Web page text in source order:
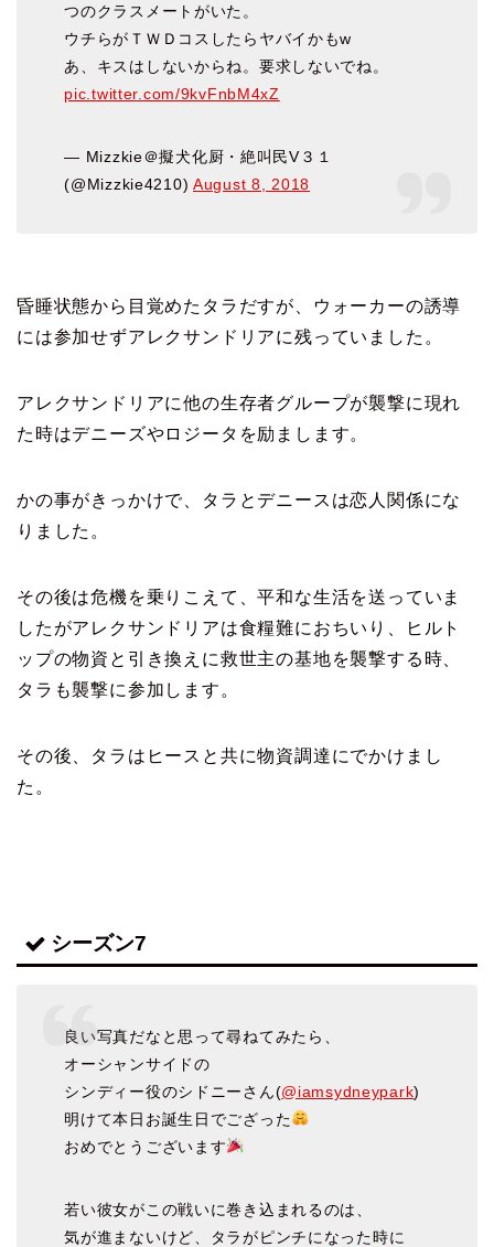
つのクラスメートがいた。
ウチらがＴＷＤコスしたらヤバイかもw
あ、キスはしないからね。要求しないでね。
pic.twitter.com/9kvFnbM4xZ
— Mizzkie＠擬犬化厨・絶叫民V３１
(@Mizzkie4210) August 8, 2018
昏睡状態から目覚めたタラだすが、ウォーカーの誘導
には参加せずアレクサンドリアに残っていました。
アレクサンドリアに他の生存者グループが襲撃に現れ
た時はデニーズやロジータを励まします。
かの事がきっかけで、タラとデニースは恋人関係にな
りました。
その後は危機を乗りこえて、平和な生活を送っていま
したがアレクサンドリアは食糧難におちいり、ヒルト
ップの物資と引き換えに救世主の基地を襲撃する時、
タラも襲撃に参加します。
その後、タラはヒースと共に物資調達にでかけまし
た。
シーズン7
良い写真だなと思って尋ねてみたら、
オーシャンサイドの
シンディー役のシドニーさん(@iamsydneypark)
明けて本日お誕生日でござった
おめでとうございます
若い彼女がこの戦いに巻き込まれるのは、
気が進まないけど、タラがピンチになった時に